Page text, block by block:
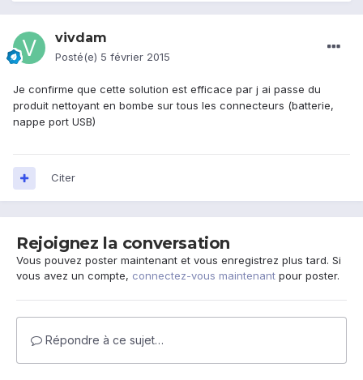
vivdam
Posté(e) 5 février 2015
Je confirme que cette solution est efficace par j ai passe du
produit nettoyant en bombe sur tous les connecteurs (batterie,
nappe port USB)
Citer
Rejoignez la conversation
Vous pouvez poster maintenant et vous enregistrez plus tard. Si
vous avez un compte, connectez-vous maintenant pour poster.
Répondre à ce sujet…